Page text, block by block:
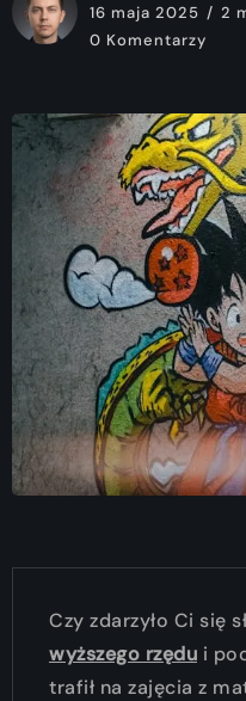
16 maja 2025 2
0 Komentarzy
Czy zdarzyło Ci się
wyższego rzędu i
trafił na zajęcia z